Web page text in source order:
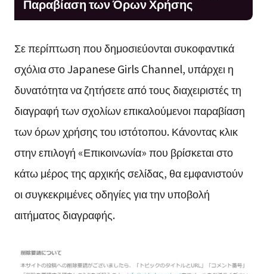
Παραβίαση των Όρων Χρήσης
Σε περίπτωση που δημοσιεύονται συκοφαντικά
σχόλια στο Japanese Girls Channel, υπάρχει η
δυνατότητα να ζητήσετε από τους διαχειριστές τη
διαγραφή των σχολίων επικαλούμενοι παραβίαση
των όρων χρήσης του ιστότοπου. Κάνοντας κλικ
στην επιλογή «Επικοινωνία» που βρίσκεται στο
κάτω μέρος της αρχικής σελίδας, θα εμφανιστούν
οι συγκεκριμένες οδηγίες για την υποβολή
αιτήματος διαγραφής.